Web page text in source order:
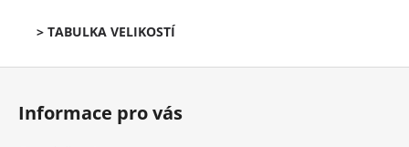
> TABULKA VELIKOSTÍ
Z
Informace pro vás